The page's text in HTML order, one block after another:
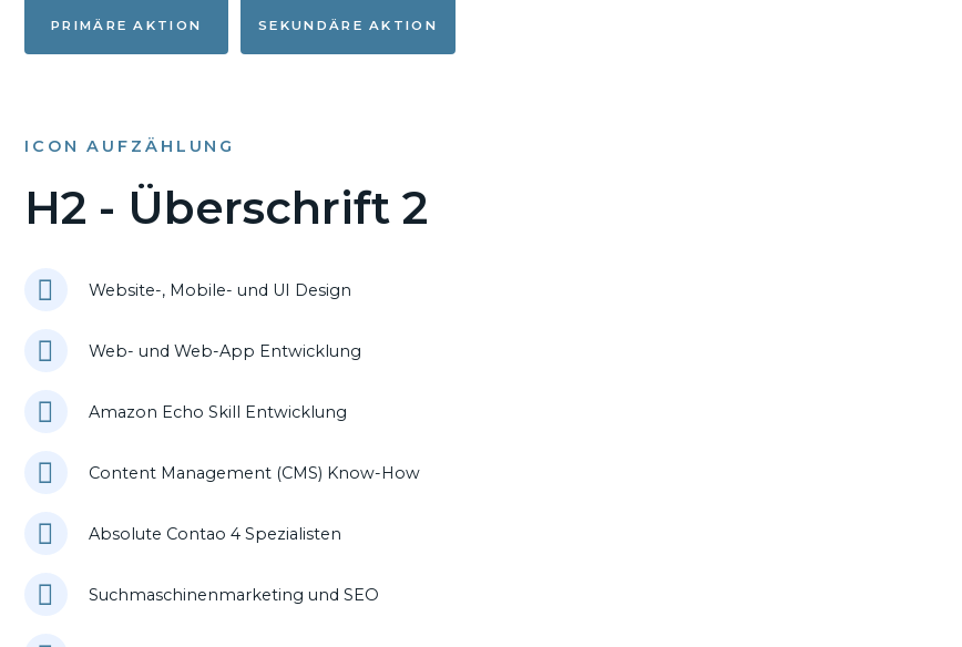
PRIMÄRE AKTION SEKUNDÄRE AKTION
ICON AUFZÄHLUNG
H2 - Überschrift 2
Website-, Mobile- und UI Design
Web- und Web-App Entwicklung
Amazon Echo Skill Entwicklung
Content Management (CMS) Know-How
Absolute Contao 4 Spezialisten
Suchmaschinenmarketing und SEO